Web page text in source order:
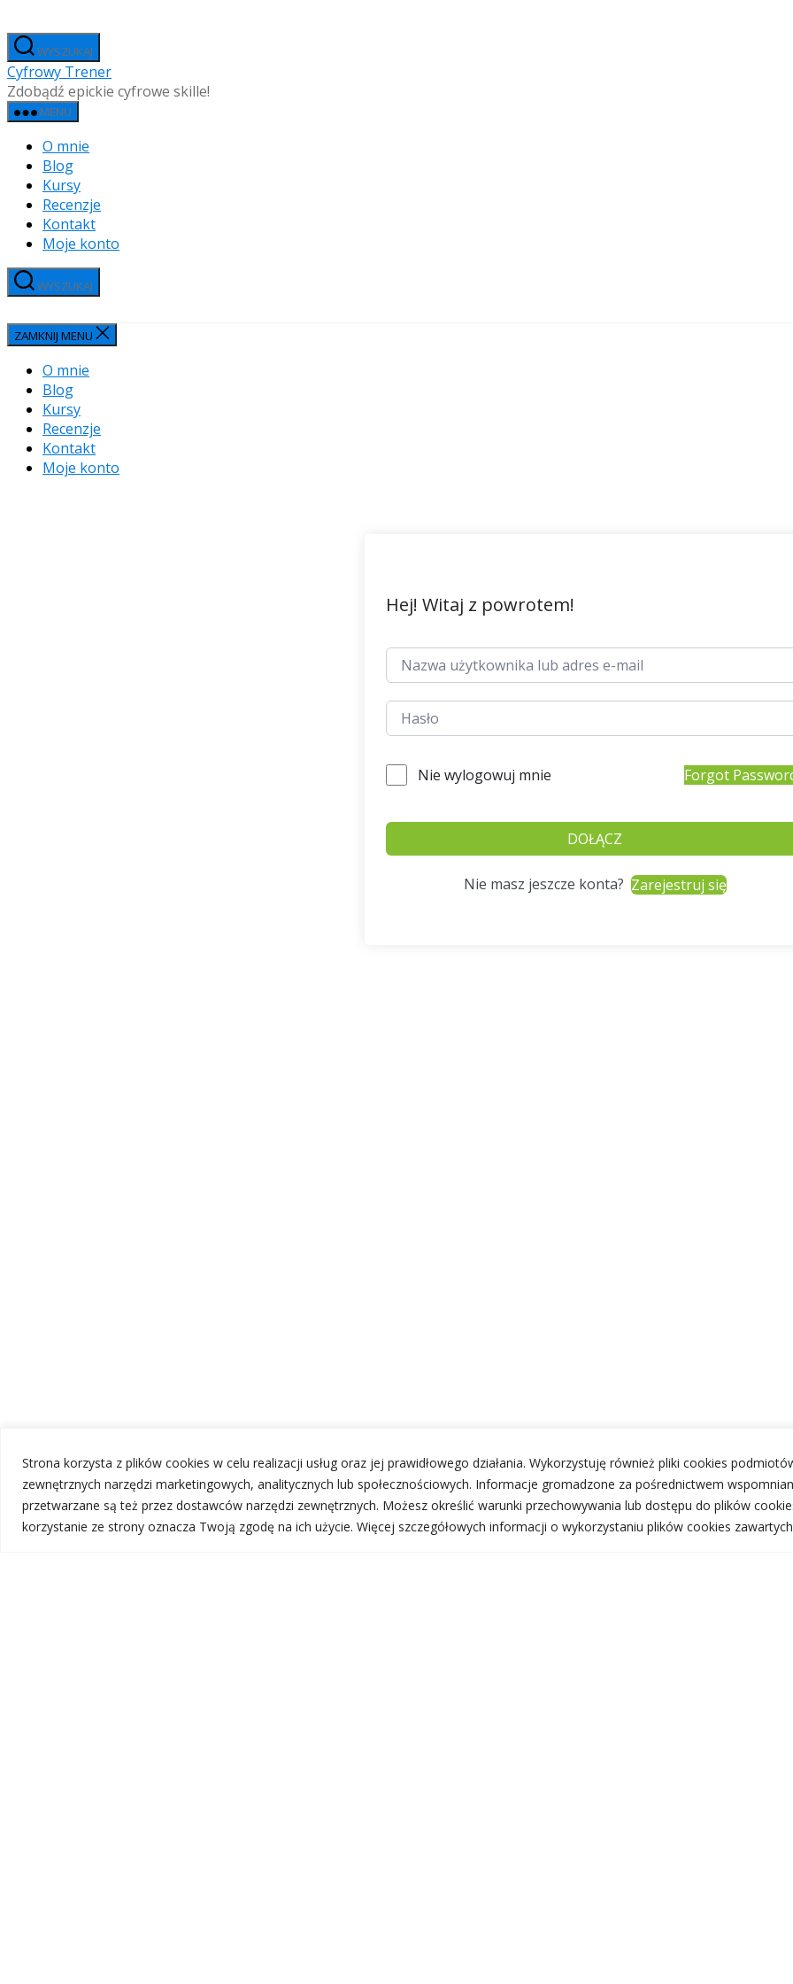
Strona korzysta z plików cookies w celu realizacji usług oraz jej prawidłowego działania. Wykorzystuję również pliki cookies
zewnętrznych narzędzi marketingowych, analitycznych lub społecznościowych. Informacje gromadzone za pośrednictwem
przetwarzane są też przez dostawców narzędzi zewnętrznych. Możesz określić warunki przechowywania lub dostępu do plików
korzystanie ze strony oznacza Twoją zgodę na ich użycie. Więcej szczegółowych informacji o wykorzystaniu plików cookies
do
treściWYSZUKAJ
Cyfrowy Trener
Zdobądź epickie cyfrowe skille!
MENU
O mnie
Blog
Kursy
Recenzje
Kontakt
Moje konto
WYSZUKAJ
ZAMKNIJ MENU
O mnie
Blog
Kursy
Recenzje
Kontakt
Moje konto
Hej! Witaj z powrotem!
Nie wylogowuj mnie Forgot
DOŁĄCZ
Nie masz jeszcze konta? Zarejestruj się